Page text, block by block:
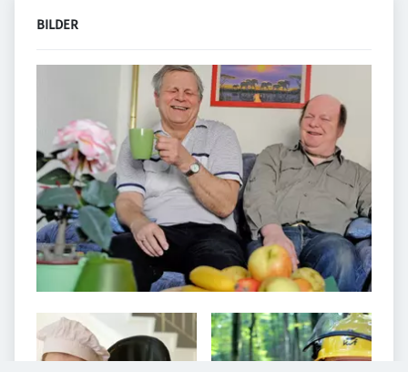
BILDER